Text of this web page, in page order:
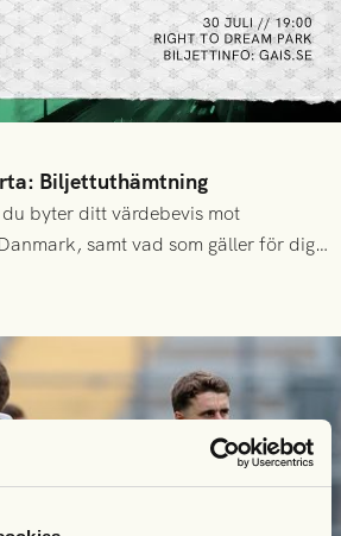
Biljettuthämtning
byter ditt värdebevis mot
samt vad som gäller för dig
fått förhinder.